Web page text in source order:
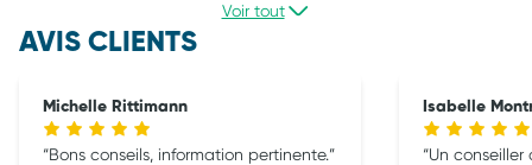
Voir tout
AVIS CLIENTS
Michelle Rittimann
Bons conseils, information pertinente.
Isabelle
Un conseiller